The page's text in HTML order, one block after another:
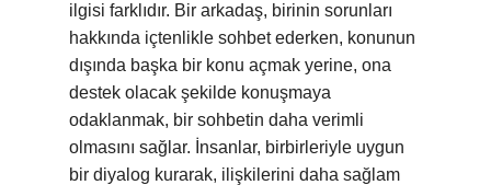
ilgisi farklıdır. Bir arkadaş, birinin sorunları
hakkında içtenlikle sohbet ederken, konunun
dışında başka bir konu açmak yerine, ona
destek olacak şekilde konuşmaya
odaklanmak, bir sohbetin daha verimli
olmasını sağlar. İnsanlar, birbirleriyle uygun
bir diyalog kurarak, ilişkilerini daha sağlam